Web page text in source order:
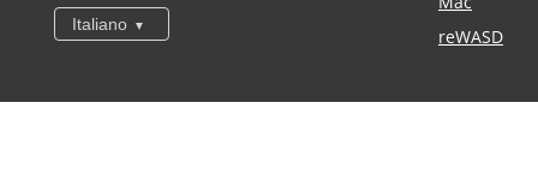
Italiano
reWASD